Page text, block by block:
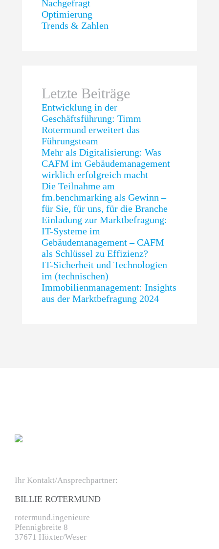
Nachgefragt
Optimierung
Trends & Zahlen
Letzte Beiträge
Entwicklung in der
Geschäftsführung: Timm
Rotermund erweitert das
Führungsteam
Mehr als Digitalisierung: Was
CAFM im Gebäudemanagement
wirklich erfolgreich macht
Die Teilnahme am
fm.benchmarking als Gewinn –
für Sie, für uns, für die Branche
Einladung zur Marktbefragung:
IT-Systeme im
Gebäudemanagement – CAFM
als Schlüssel zu Effizienz?
IT-Sicherheit und Technologien
im (technischen)
Immobilienmanagement: Insights
aus der Marktbefragung 2024
Ihr Kontakt/Ansprechpartner:
BILLIE ROTERMUND
rotermund.ingenieure
Pfennigbreite 8
37671 Höxter/Weser